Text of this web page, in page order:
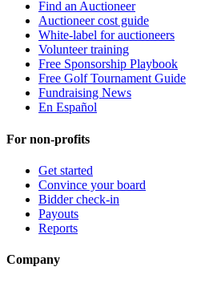
Find an Auctioneer
Auctioneer cost guide
White-label for auctioneers
Volunteer training
Free Sponsorship Playbook
Free Golf Tournament Guide
Fundraising News
En Español
For non-profits
Get started
Convince your board
Bidder check-in
Payouts
Reports
Company